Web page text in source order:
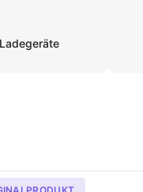
Ladegeräte